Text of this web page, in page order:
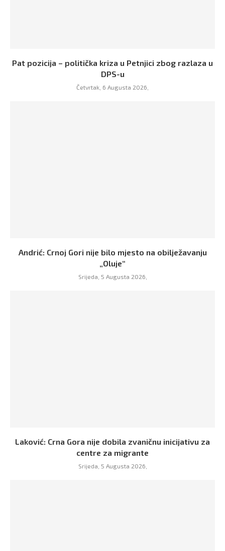
Pat pozicija – politička kriza u Petnjici zbog razlaza u
DPS-u
Četvrtak, 6 Augusta 2026,
Andrić: Crnoj Gori nije bilo mjesto na obilježavanju
„Oluje“
Srijeda, 5 Augusta 2026,
Laković: Crna Gora nije dobila zvaničnu inicijativu za
centre za migrante
Srijeda, 5 Augusta 2026,